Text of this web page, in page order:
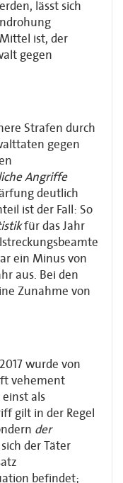
lässt sich
ist, der
gegen
Strafen durch
gegen
Angriffe
deutlich
ist der Fall: So
für das Jahr
ein Minus von
aus. Bei den
Zunahme von
wurde von
vehement
einst als
gilt in der Regel
der
der Täter
befindet;